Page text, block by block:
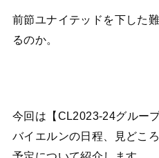
前節ユナイテッドを下した
るのか。
今回は【CL2023-24グルー
バイエルンの日程、見どこ